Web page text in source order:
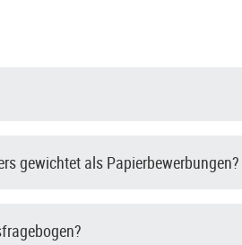
gewichtet als Papierbewerbungen?